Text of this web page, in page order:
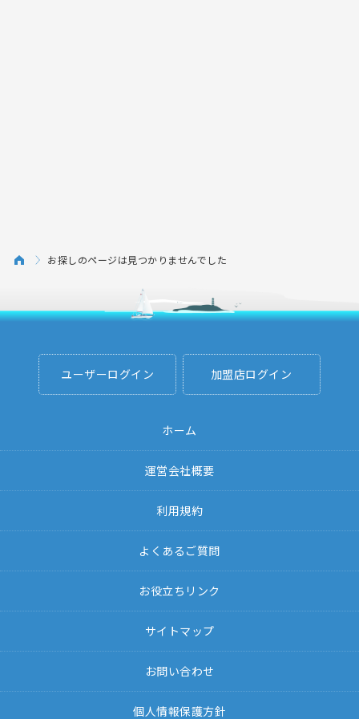
お探しのページは見つかりませんでした
ユーザーログイン 加盟店ログイン
ホーム
運営会社概要
利用規約
よくあるご質問
お役立ちリンク
サイトマップ
お問い合わせ
個人情報保護方針